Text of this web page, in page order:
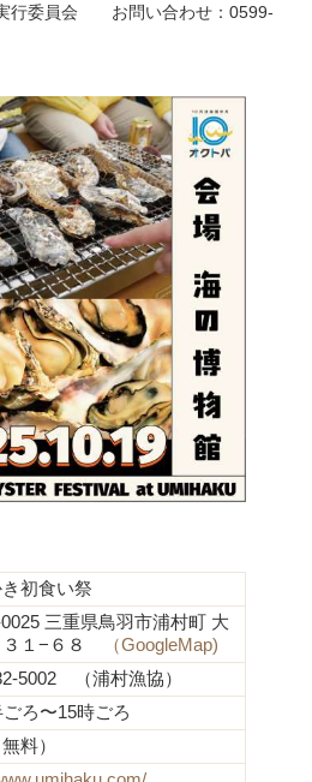
行委員会 お問い合わせ：0599-
初食い祭
三重県鳥羽市浦村町 大
１−６８
（GoogleMap)
5002 （浦村漁協）
ろ〜15時ごろ
料）